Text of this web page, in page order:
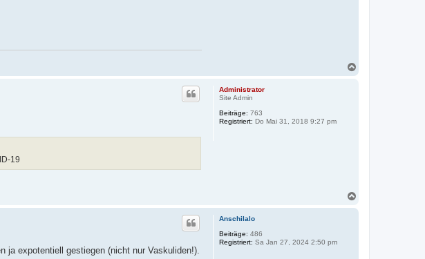
Administrator
Site Admin
Beiträge: 763
Registriert: Do Mai 31, 2018 9:27 pm
19
Anschilalo
Beiträge: 486
Registriert: Sa Jan 27, 2024 2:50 pm
ja expotentiell gestiegen (nicht nur Vaskuliden!).